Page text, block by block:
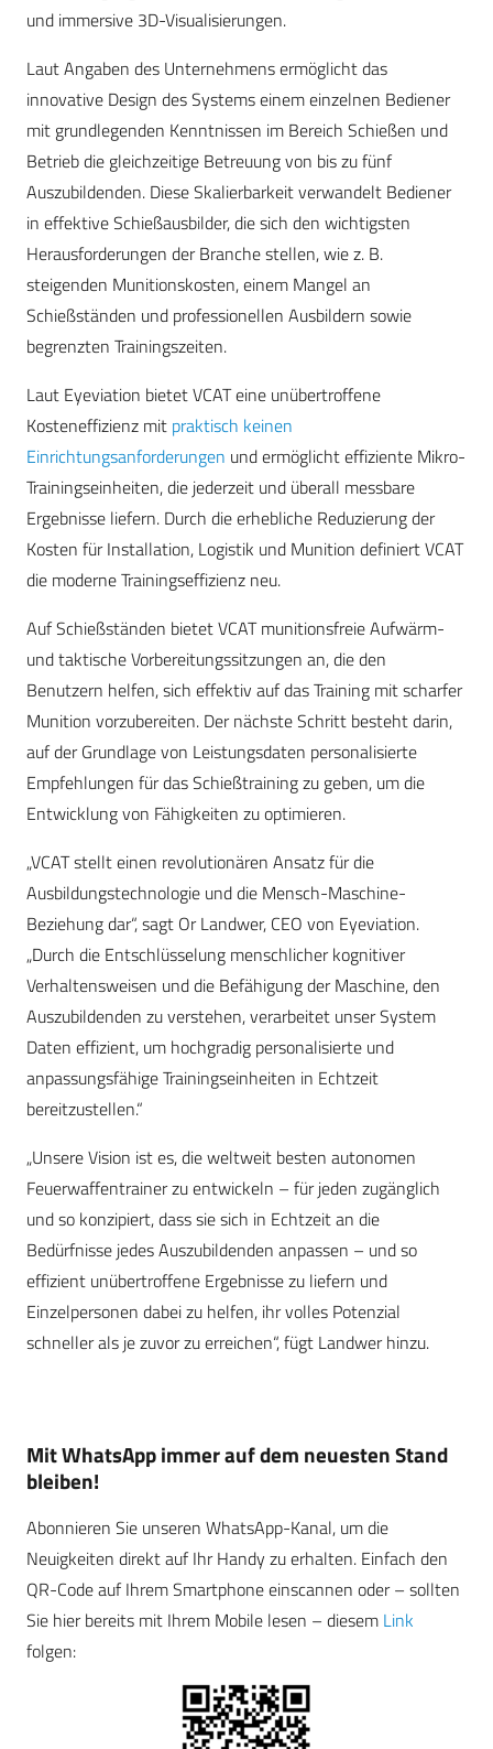
und immersive 3D-Visualisierungen.
Laut Angaben des Unternehmens ermöglicht das
innovative Design des Systems einem einzelnen Bediener
mit grundlegenden Kenntnissen im Bereich Schießen und
Betrieb die gleichzeitige Betreuung von bis zu fünf
Auszubildenden. Diese Skalierbarkeit verwandelt Bediener
in effektive Schießausbilder, die sich den wichtigsten
Herausforderungen der Branche stellen, wie z. B.
steigenden Munitionskosten, einem Mangel an
Schießständen und professionellen Ausbildern sowie
begrenzten Trainingszeiten.
Laut Eyeviation bietet VCAT eine unübertroffene
Kosteneffizienz mit praktisch keinen
Einrichtungsanforderungen und ermöglicht effiziente Mikro-
Trainingseinheiten, die jederzeit und überall messbare
Ergebnisse liefern. Durch die erhebliche Reduzierung der
Kosten für Installation, Logistik und Munition definiert VCAT
die moderne Trainingseffizienz neu.
Auf Schießständen bietet VCAT munitionsfreie Aufwärm-
und taktische Vorbereitungssitzungen an, die den
Benutzern helfen, sich effektiv auf das Training mit scharfer
Munition vorzubereiten. Der nächste Schritt besteht darin,
auf der Grundlage von Leistungsdaten personalisierte
Empfehlungen für das Schießtraining zu geben, um die
Entwicklung von Fähigkeiten zu optimieren.
„VCAT stellt einen revolutionären Ansatz für die
Ausbildungstechnologie und die Mensch-Maschine-
Beziehung dar“, sagt Or Landwer, CEO von Eyeviation.
„Durch die Entschlüsselung menschlicher kognitiver
Verhaltensweisen und die Befähigung der Maschine, den
Auszubildenden zu verstehen, verarbeitet unser System
Daten effizient, um hochgradig personalisierte und
anpassungsfähige Trainingseinheiten in Echtzeit
bereitzustellen.“
„Unsere Vision ist es, die weltweit besten autonomen
Feuerwaffentrainer zu entwickeln – für jeden zugänglich
und so konzipiert, dass sie sich in Echtzeit an die
Bedürfnisse jedes Auszubildenden anpassen – und so
effizient unübertroffene Ergebnisse zu liefern und
Einzelpersonen dabei zu helfen, ihr volles Potenzial
schneller als je zuvor zu erreichen“, fügt Landwer hinzu.
Mit WhatsApp immer auf dem neuesten Stand
bleiben!
Abonnieren Sie unseren WhatsApp-Kanal, um die
Neuigkeiten direkt auf Ihr Handy zu erhalten. Einfach den
QR-Code auf Ihrem Smartphone einscannen oder – sollten
Sie hier bereits mit Ihrem Mobile lesen – diesem Link
folgen: